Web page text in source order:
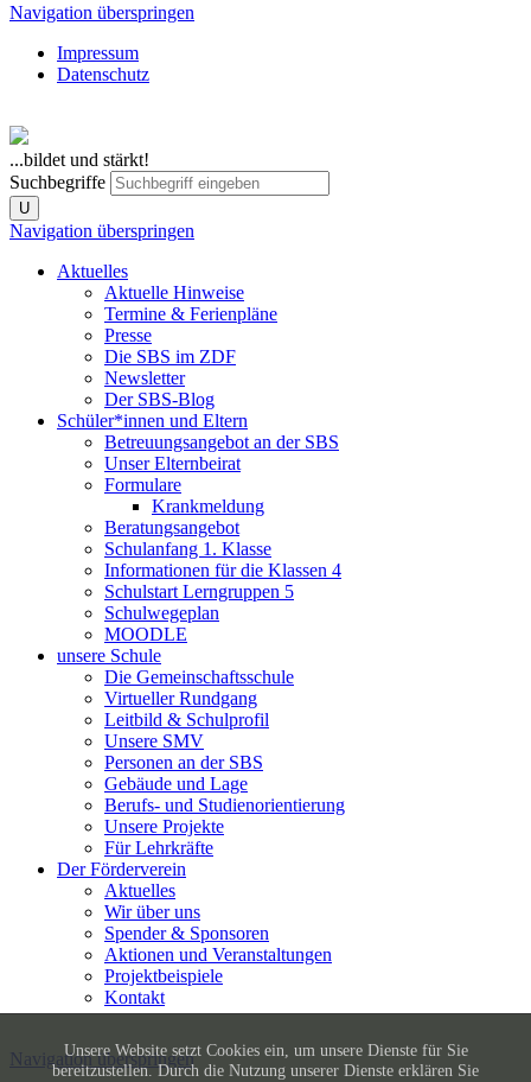
Navigation überspringen
Impressum
Datenschutz
Unsere Website setzt Cookies ein, um unsere Dienste für Sie
bereitzustellen. Durch die Nutzung unserer Dienste erklären Sie
...bildet und stärkt!
Suchbegriffe
U
Navigation überspringen
Aktuelles
Aktuelle Hinweise
Termine & Ferienpläne
Presse
Die SBS im ZDF
Newsletter
Der SBS-Blog
Schüler*innen und Eltern
Betreuungsangebot an der SBS
Unser Elternbeirat
Formulare
Krankmeldung
Beratungsangebot
Schulanfang 1. Klasse
Informationen für die Klassen 4
Schulstart Lerngruppen 5
Schulwegeplan
MOODLE
unsere Schule
Die Gemeinschaftsschule
Virtueller Rundgang
Leitbild & Schulprofil
Unsere SMV
Personen an der SBS
Gebäude und Lage
Berufs- und Studienorientierung
Unsere Projekte
Für Lehrkräfte
Der Förderverein
Aktuelles
Wir über uns
Spender & Sponsoren
Aktionen und Veranstaltungen
Projektbeispiele
Kontakt
Navigation überspringen